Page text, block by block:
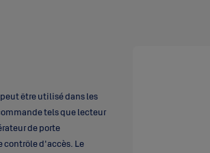
être utilisé dans les
tels que lecteur
de porte
contrôle d'accès. Le